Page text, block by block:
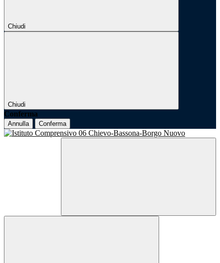
Chiudi
Chiudi
Conferma
Annulla Conferma